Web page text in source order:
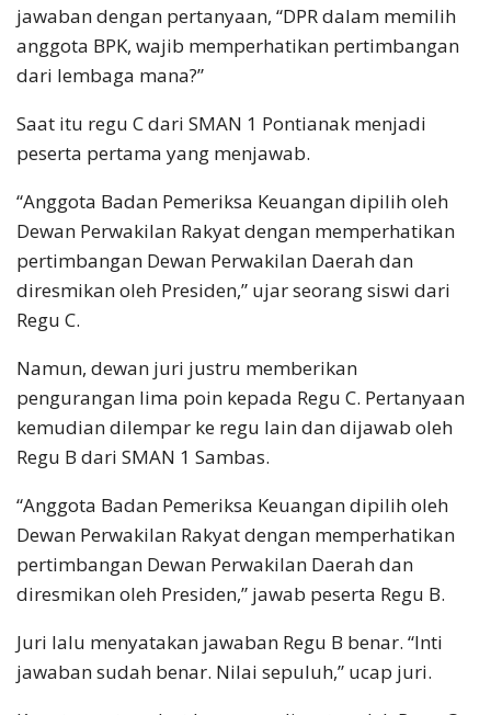
jawaban dengan pertanyaan, “DPR dalam memilih
anggota BPK, wajib memperhatikan pertimbangan
dari lembaga mana?”
Saat itu regu C dari SMAN 1 Pontianak menjadi
peserta pertama yang menjawab.
“Anggota Badan Pemeriksa Keuangan dipilih oleh
Dewan Perwakilan Rakyat dengan memperhatikan
pertimbangan Dewan Perwakilan Daerah dan
diresmikan oleh Presiden,” ujar seorang siswi dari
Regu C.
Namun, dewan juri justru memberikan
pengurangan lima poin kepada Regu C. Pertanyaan
kemudian dilempar ke regu lain dan dijawab oleh
Regu B dari SMAN 1 Sambas.
“Anggota Badan Pemeriksa Keuangan dipilih oleh
Dewan Perwakilan Rakyat dengan memperhatikan
pertimbangan Dewan Perwakilan Daerah dan
diresmikan oleh Presiden,” jawab peserta Regu B.
Juri lalu menyatakan jawaban Regu B benar. “Inti
jawaban sudah benar. Nilai sepuluh,” ucap juri.